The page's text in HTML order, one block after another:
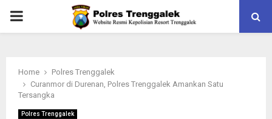
PRIMARY
Home
Polres Trenggalek
Curanmor di Durenan, Polres Trenggalek Amankan Satu
Tersangka
Polres Trenggalek